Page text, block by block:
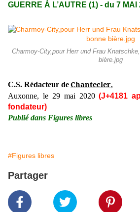
GUERRE À L’AUTRE (1) - du 7 MAI
Charmoy-City,pour Herr und Frau
bière.jpg
C.S. Rédacteur deChantecler,
Auxonne, le 29 mai 2020 (J+4181
fondateur)
Publié dans Figures libres
#Figures libres
Partager